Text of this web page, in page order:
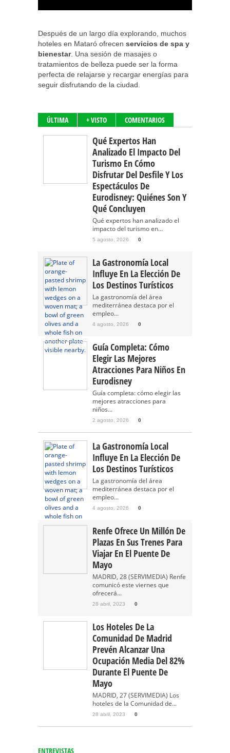
Después de un largo día explorando, muchos
hoteles en Mataró ofrecen servicios de spa y
bienestar. Una sesión de masajes o
tratamientos de belleza puede ser la forma
perfecta de relajarse y recargar energías para
seguir disfrutando de la ciudad.
ÚLTIMA + VISTO COMENTARIOS
Qué Expertos Han
Analizado El Impacto Del
Turismo En Cómo
Disfrutar Del Desfile Y Los
Espectáculos De
Eurodisney: Quiénes Son Y
Qué Concluyen
Qué expertos han analizado el
impacto del turismo en...
5 agosto, 2026 0
La Gastronomía Local
Influye En La Elección De
Los Destinos Turísticos
La gastronomía del área
mediterránea destaca por el
empleo...
4 agosto, 2026 0
Guía Completa: Cómo
Elegir Las Mejores
Atracciones Para Niños En
Eurodisney
Guía completa: cómo elegir las
mejores atracciones para
niños...
2 agosto, 2026 0
La Gastronomía Local
Influye En La Elección De
Los Destinos Turísticos
La gastronomía del área
mediterránea destaca por el
empleo...
4 agosto, 2026 0
Renfe Ofrece Un Millón De
Plazas En Sus Trenes Para
Viajar En El Puente De
Mayo
MADRID, 28 (SERVIMEDIA) Renfe
comunicó este viernes que
ofrecerá...
28 abril, 2023 0
Los Hoteles De La
Comunidad De Madrid
Prevén Alcanzar Una
Ocupación Media Del 82%
Durante El Puente De
Mayo
MADRID, 27 (SERVIMEDIA) Los
hoteles de la Comunidad de...
28 abril, 2023 0
ENTREVISTAS